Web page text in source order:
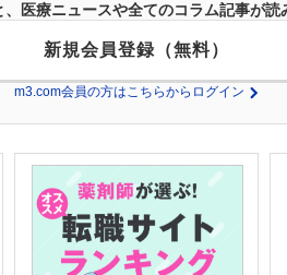
医療ニュースや全てのコラム記事が読
新規会員登録（無料）
m3.com会員の方はこちらからログイン